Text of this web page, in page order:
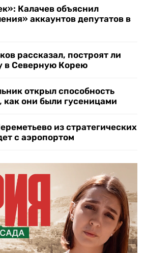
Калачев объяснил
аккаунтов депутатов в
рассказал, построят ли
в Северную Корею
открыл способность
как они были гусеницами
из стратегических
с аэропортом